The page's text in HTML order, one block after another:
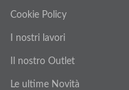
Cookie Policy
I nostri lavori
Il nostro Outlet
Le ultime Novità